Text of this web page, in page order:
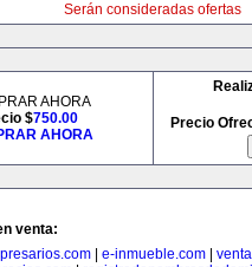
Serán consideradas ofertas
AHORA
$750.00
AHORA
Precio
venta:
| e-inmueble.com|